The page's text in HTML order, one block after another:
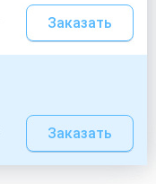
Заказать
Заказать